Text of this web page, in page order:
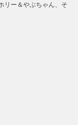
リー＆やぶちゃん、そ